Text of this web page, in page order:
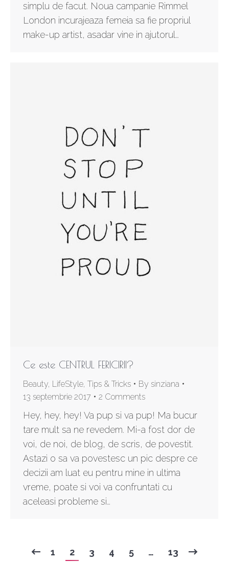
simplu de facut. Noua campanie Rimmel
London incurajeaza femeia sa fie propriul
make-up artist, asadar vine in ajutorul…
Ce este CENTRUL FERICIRII?
Beauty, LifeStyle, Tips & Tricks By sinziana
13 septembrie 2017
2 Comments
Hey, hey, hey! Va pup si va pup! Ma bucur
tare mult sa ne revedem. Mi-a fost dor de
voi, de noi, de blog, de scris, de povestit.
Astazi o sa va povestesc un pic despre ce
decizii am luat eu pentru mine in ultima
vreme, poate si voi va confruntati cu
aceleasi probleme si…
1 2 3 4 5 … 13